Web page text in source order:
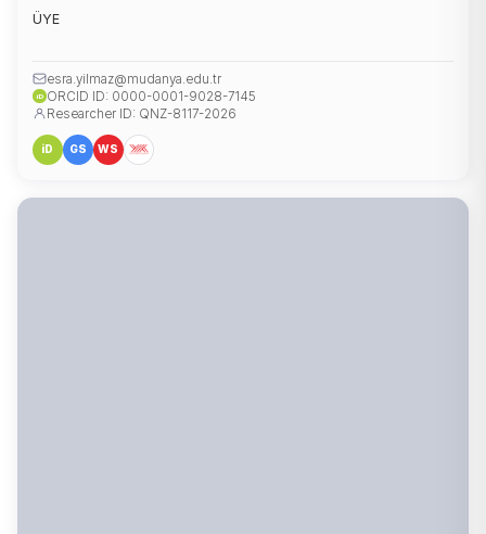
ÜYE
esra.yilmaz@mudanya.edu.tr
iD ORCID ID: 0000-0001-9028-7145
Researcher ID: QNZ-8117-2026
iD GS WS